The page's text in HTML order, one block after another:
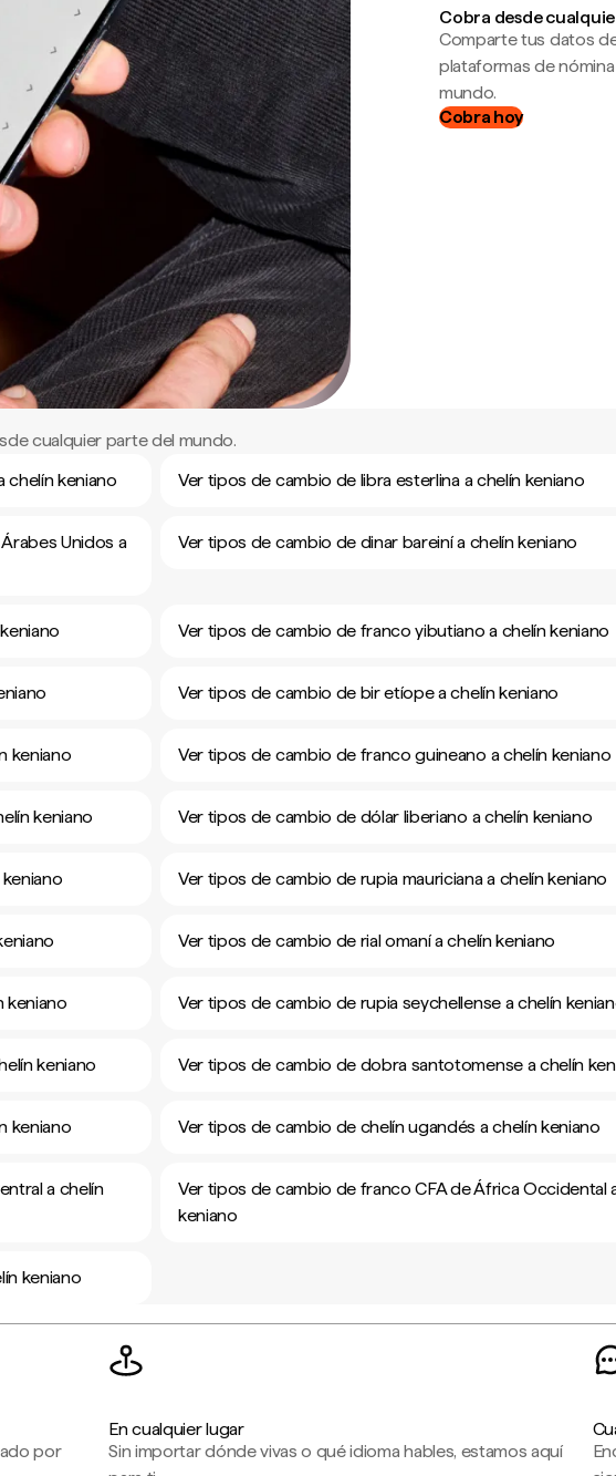
Cobra desde
Comparte tus datos
plataformas de
mundo.
Cobra hoy
cualquier parte del mundo.
chelín keniano
Ver tipos de cambio de libra esterlina a chelín keniano
Unidos a
Ver tipos de cambio de dinar bareiní a chelín keniano
Ver tipos de cambio de franco yibutiano a chelín keniano
Ver tipos de cambio de bir etíope a chelín keniano
keniano Ver tipos de cambio de franco guineano a chelín keniano
keniano Ver tipos de cambio de dólar liberiano a chelín keniano
Ver tipos de cambio de rupia mauriciana a chelín keniano
Ver tipos de cambio de rial omaní a chelín keniano
keniano Ver tipos de cambio de rupia seychellense a chelín
keniano Ver tipos de cambio de dobra santotomense a chelín
keniano Ver tipos de cambio de chelín ugandés a chelín keniano
a chelín
Ver tipos de cambio de franco CFA de África Occidental
keniano
keniano
por
En cualquier lugar
Sin importar dónde vivas o qué idioma hables, estamos aquí